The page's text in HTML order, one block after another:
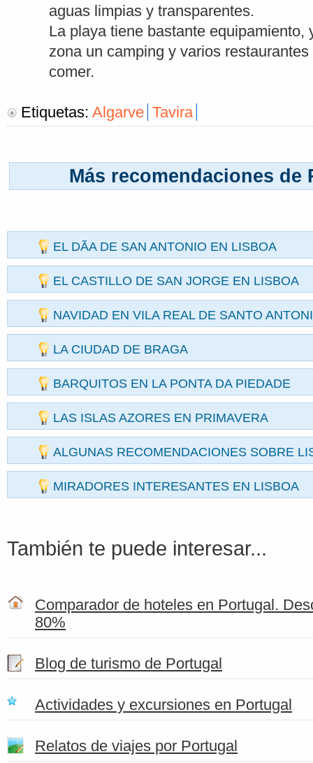
aguas limpias y transparentes.
La playa tiene bastante equipamiento,
zona un camping y varios
comer.
Etiquetas: Algarve Tavira
Más recomendaciones de
EL DÃ­A DE SAN ANTONIO EN LISBOA
EL CASTILLO DE SAN JORGE EN LISBOA
NAVIDAD EN VILA REAL DE SANTO
LA CIUDAD DE BRAGA
BARQUITOS EN LA PONTA DA PIEDADE
LAS ISLAS AZORES EN PRIMAVERA
ALGUNAS RECOMENDACIONES SOBRE
MIRADORES INTERESANTES EN LISBOA
También te puede interesar...
Comparador de hoteles en Portugal.
80%
Blog de turismo de Portugal
Actividades y excursiones en Portugal
Relatos de viajes por Portugal